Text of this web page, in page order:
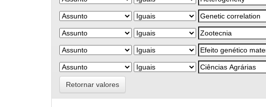
Retornar valores